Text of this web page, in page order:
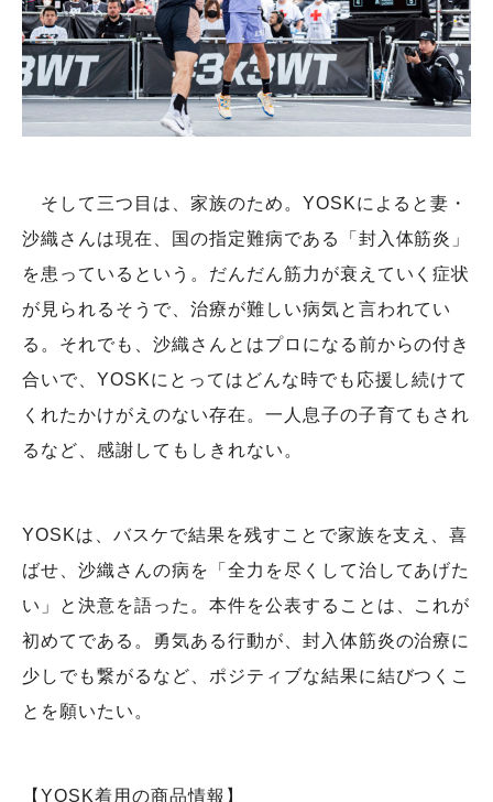
そして三つ目は、家族のため。YOSKによると妻・
沙織さんは現在、国の指定難病である「封入体筋炎」
を患っているという。だんだん筋力が衰えていく症状
が見られるそうで、治療が難しい病気と言われてい
る。それでも、沙織さんとはプロになる前からの付き
合いで、YOSKにとってはどんな時でも応援し続けて
くれたかけがえのない存在。一人息子の子育てもされ
るなど、感謝してもしきれない。
YOSKは、バスケで結果を残すことで家族を支え、喜
ばせ、沙織さんの病を「全力を尽くして治してあげた
い」と決意を語った。本件を公表することは、これが
初めてである。勇気ある行動が、封入体筋炎の治療に
少しでも繋がるなど、ポジティブな結果に結びつくこ
とを願いたい。
【YOSK着用の商品情報】